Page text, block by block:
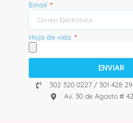
Email
Hoja de vida
ENVIAR
302 320 0227 / 301 428
Av. 30 de Agosto #